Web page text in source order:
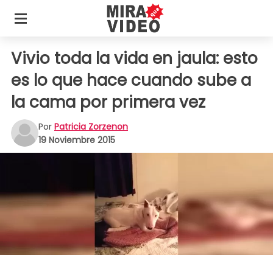
Vivio toda la vida en jaula: esto
es lo que hace cuando sube a
la cama por primera vez
Por Patricia Zorzenon
19 Noviembre 2015